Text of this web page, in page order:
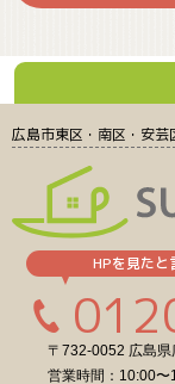
広島市東区・南区・安
HPを見たと
〒732-0052 広島
営業時間：10:00